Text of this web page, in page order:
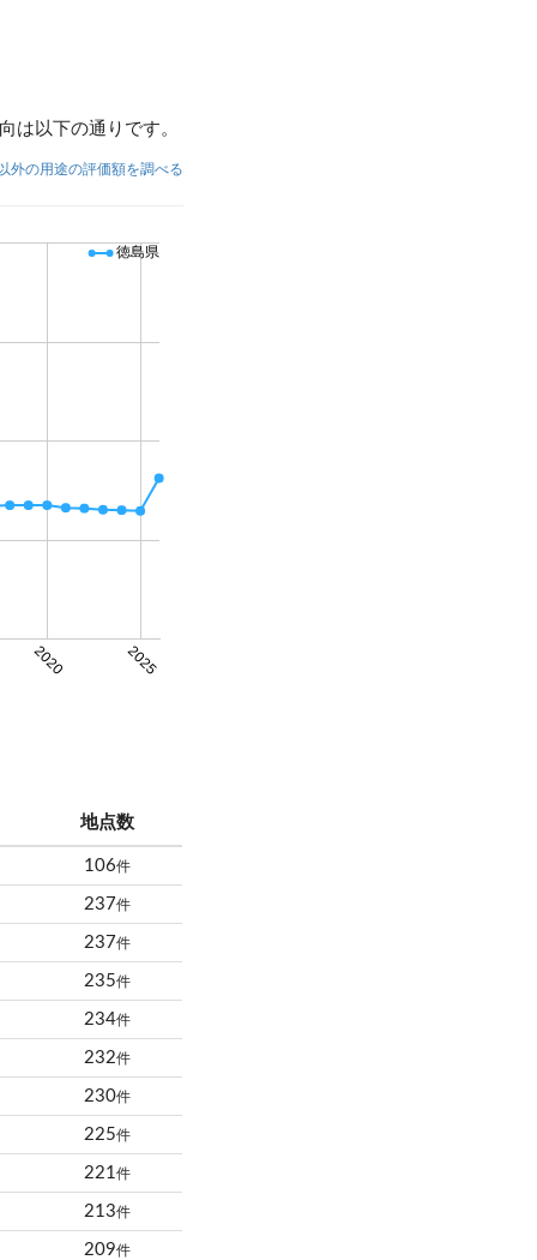
は以下の通りです。
外の用途の評価額を調べる
2020 2025
徳島県
地点数
106件
237件
237件
235件
234件
232件
230件
225件
221件
213件
209件